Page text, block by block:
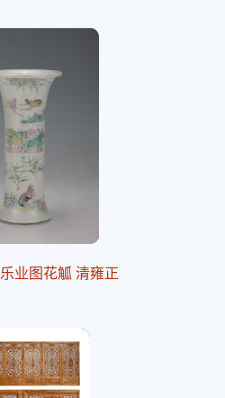
业图花觚 清雍正